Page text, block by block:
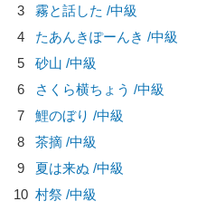
3
霧と話した /中級
4
たあんきぽーんき /中級
5
砂山 /中級
6
さくら横ちょう /中級
7
鯉のぼり /中級
8
茶摘 /中級
9
夏は来ぬ /中級
10 村祭 /中級